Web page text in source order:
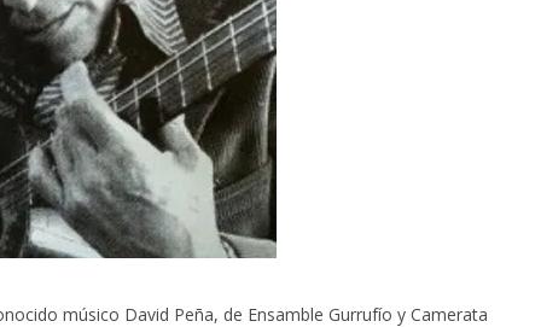
músico David Peña, de Ensamble Gurrufío y Camerata